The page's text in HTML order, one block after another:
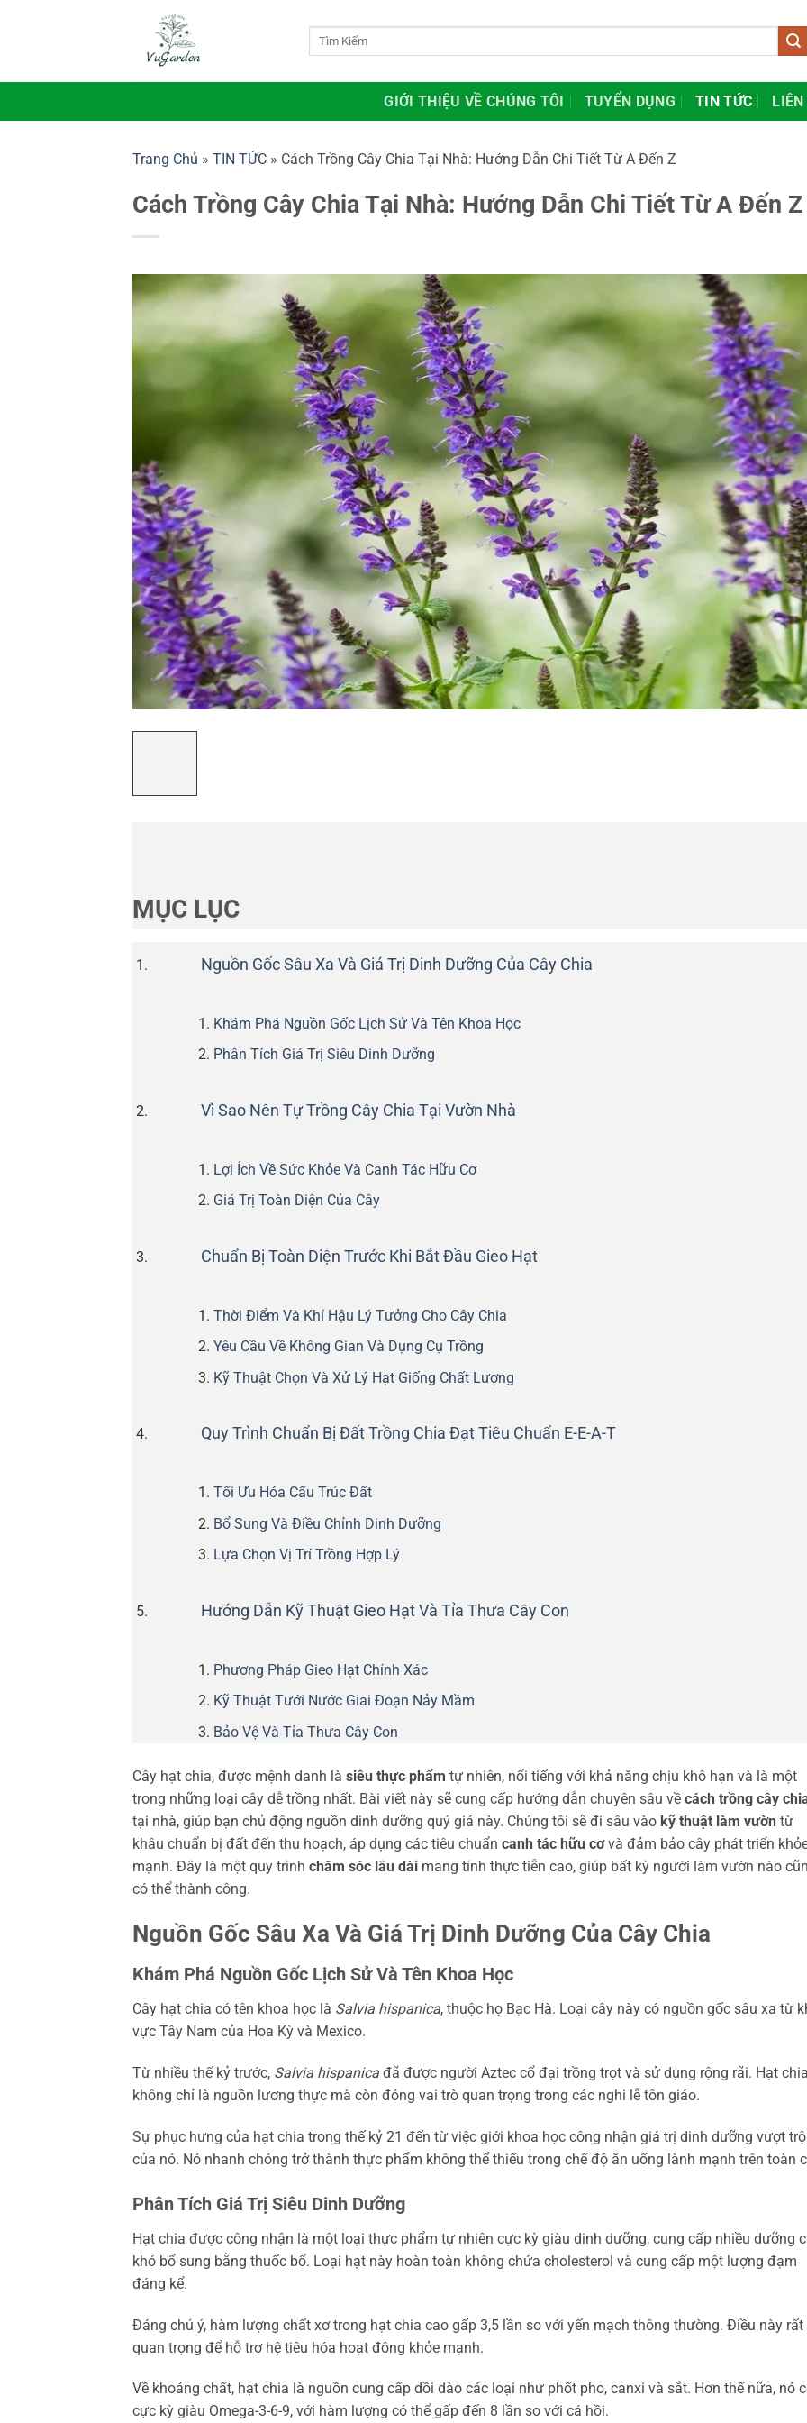
dung
GIỚI THIỆU VỀ CHÚNG TÔI TUYỂN DỤNG TIN TỨC LIÊN
Trang Chủ » TIN TỨC » Cách Trồng Cây Chia Tại Nhà: Hướng Dẫn Chi Tiết Từ A Đến Z
Cách Trồng Cây Chia Tại Nhà: Hướng Dẫn Chi Tiết Từ A Đến Z
MỤC LỤC
Nguồn Gốc Sâu Xa Và Giá Trị Dinh Dưỡng Của Cây Chia
Khám Phá Nguồn Gốc Lịch Sử Và Tên Khoa Học
Phân Tích Giá Trị Siêu Dinh Dưỡng
Vì Sao Nên Tự Trồng Cây Chia Tại Vườn Nhà
Lợi Ích Về Sức Khỏe Và Canh Tác Hữu Cơ
Giá Trị Toàn Diện Của Cây
Chuẩn Bị Toàn Diện Trước Khi Bắt Đầu Gieo Hạt
Thời Điểm Và Khí Hậu Lý Tưởng Cho Cây Chia
Yêu Cầu Về Không Gian Và Dụng Cụ Trồng
Kỹ Thuật Chọn Và Xử Lý Hạt Giống Chất Lượng
Quy Trình Chuẩn Bị Đất Trồng Chia Đạt Tiêu Chuẩn E-E-A-T
Tối Ưu Hóa Cấu Trúc Đất
Bổ Sung Và Điều Chỉnh Dinh Dưỡng
Lựa Chọn Vị Trí Trồng Hợp Lý
Hướng Dẫn Kỹ Thuật Gieo Hạt Và Tỉa Thưa Cây Con
Phương Pháp Gieo Hạt Chính Xác
Kỹ Thuật Tưới Nước Giai Đoạn Nảy Mầm
Bảo Vệ Và Tỉa Thưa Cây Con
Cây hạt chia, được mệnh danh là siêu thực phẩm tự nhiên, nổi tiếng với khả năng chịu khô hạn và là một
trong những loại cây dễ trồng nhất. Bài viết này sẽ cung cấp hướng dẫn chuyên sâu về cách trồng cây
tại nhà, giúp bạn chủ động nguồn dinh dưỡng quý giá này. Chúng tôi sẽ đi sâu vào kỹ thuật làm vườn từ
khâu chuẩn bị đất đến thu hoạch, áp dụng các tiêu chuẩn canh tác hữu cơvà đảm bảo cây phát triển
mạnh. Đây là một quy trình chăm sóc lâu dài mang tính thực tiễn cao, giúp bất kỳ người làm vườn nào
có thể thành công.
Nguồn Gốc Sâu Xa Và Giá Trị Dinh Dưỡng Của Cây Chia
Khám Phá Nguồn Gốc Lịch Sử Và Tên Khoa Học
Cây hạt chia có tên khoa học là Salvia hispanica, thuộc họ Bạc Hà. Loại cây này có nguồn gốc sâu xa từ
vực Tây Nam của Hoa Kỳ và Mexico.
Từ nhiều thế kỷ trước, Salvia hispanica đã được người Aztec cổ đại trồng trọt và sử dụng rộng rãi. Hạt chia
không chỉ là nguồn lương thực mà còn đóng vai trò quan trọng trong các nghi lễ tôn giáo.
Sự phục hưng của hạt chia trong thế kỷ 21 đến từ việc giới khoa học công nhận giá trị dinh dưỡng vượt
của nó. Nó nhanh chóng trở thành thực phẩm không thể thiếu trong chế độ ăn uống lành mạnh trên toàn
Phân Tích Giá Trị Siêu Dinh Dưỡng
Hạt chia được công nhận là một loại thực phẩm tự nhiên cực kỳ giàu dinh dưỡng, cung cấp nhiều dưỡng
khó bổ sung bằng thuốc bổ. Loại hạt này hoàn toàn không chứa cholesterol và cung cấp một lượng đạm
đáng kể.
Đáng chú ý, hàm lượng chất xơ trong hạt chia cao gấp 3,5 lần so với yến mạch thông thường. Điều này rất
quan trọng để hỗ trợ hệ tiêu hóa hoạt động khỏe mạnh.
Về khoáng chất, hạt chia là nguồn cung cấp dồi dào các loại như phốt pho, canxi và sắt. Hơn thế nữa, nó
cực kỳ giàu Omega-3-6-9, với hàm lượng có thể gấp đến 8 lần so với cá hồi.